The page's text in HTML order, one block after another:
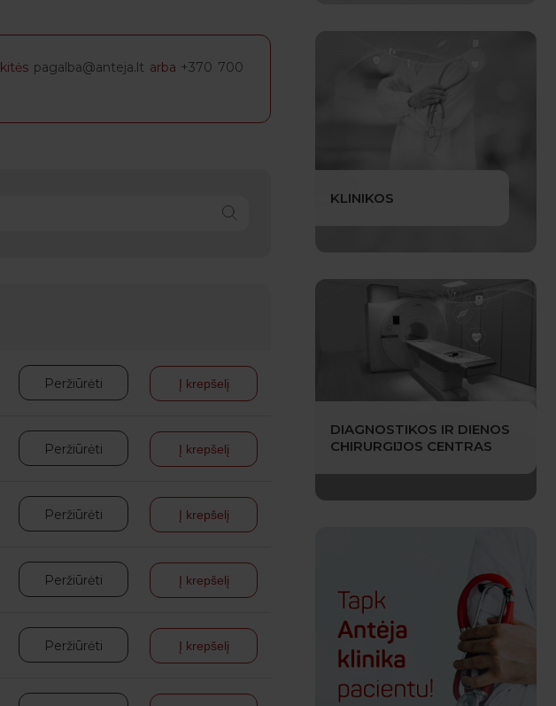
pagalba@anteja.lt arba +370 700
Peržiūrėti Į krepšelį
Peržiūrėti Į krepšelį
Peržiūrėti Į krepšelį
Peržiūrėti Į krepšelį
Peržiūrėti Į krepšelį
KLINIKOS
DIAGNOSTIKOS IR DIENOS
CHIRURGIJOS CENTRAS